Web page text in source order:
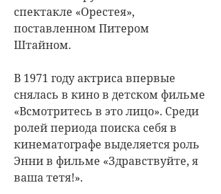
спектакле «Орестея»,
поставленном Питером
Штайном.
В 1971 году актриса впервые
снялась в кино в детском фильме
«Всмотритесь в это лицо». Среди
ролей периода поиска себя в
кинематографе выделяется роль
Энни в фильме «Здравствуйте, я
ваша тетя!».